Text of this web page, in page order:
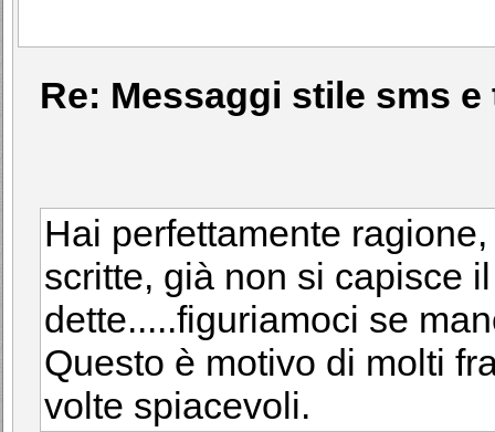
Re: Messaggi stile sms
Hai perfettamente
scritte, già non si capisce
dette.....figuriamoci se
Questo è motivo di molti
volte spiacevoli.